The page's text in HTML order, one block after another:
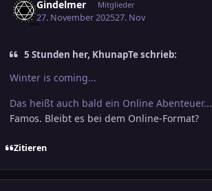
Gindelmer Mitglieder
27. November 202527. Nov
5 Stunden her, KhunapTe schrieb:
Winter is coming...
Das heißt auch bald ein Online Abenteuer...
Famos. Bleibt es bei dem Online-Format?
Zitieren